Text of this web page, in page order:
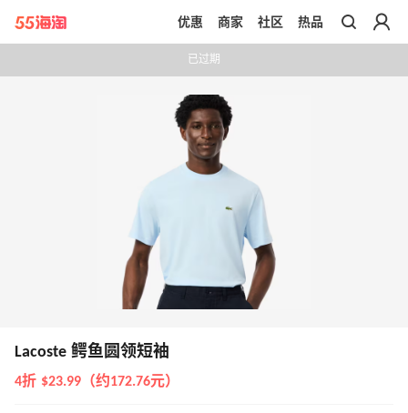
带你去官网买正品
优惠 商家 社区 热品
已过期
Lacoste 鳄鱼圆领短袖
4折 $23.99（约172.76元）